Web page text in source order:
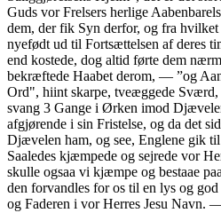
Guds vor Frelsers herlige
dem, der fik Syn derfor, og fra hvilket
nyefødt ud til Fortsættelsen af deres
end kostede, dog altid førte dem
bekræftede Haabet derom, — ”og
Ord", hiint skarpe, tveæggede Sværd,
svang 3 Gange i Ørken imod
afgjørende i sin Fristelse, og da det
Djævelen ham, og see, Englene gik
Saaledes kjæmpede og sejrede vor
skulle ogsaa vi kjæmpe og bestaae
den forvandles for os til en lys og
og Faderen i vor Herres Jesu Navn.